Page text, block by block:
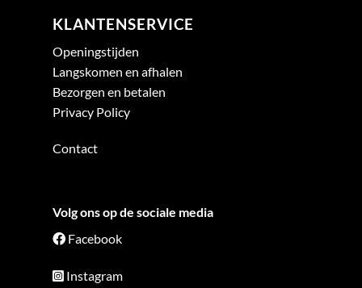
KLANTENSERVICE
Openingstijden
Langskomen en afhalen
Bezorgen en betalen
Privacy Policy
Contact
Volg ons op de sociale media
Facebook
Instagram